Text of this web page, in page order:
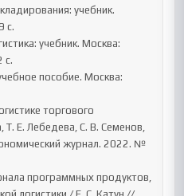
с.
с.
Т. Е. Лебедева, С. В. Семенов,
журнал. 2022. №